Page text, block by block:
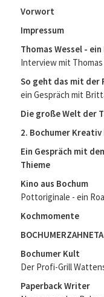
Vorwort
Impressum
Thomas Wessel -
Interview mit
So geht das mit der
ein Gespräch mit
Die große Welt der
2. Bochumer Kreativ
Ein Gespräch mit
Thieme
Kino aus Bochum
Pottoriginale - ein
Kochmomente
Bochumer Kult
Der Profi-Grill
Paperback Writer